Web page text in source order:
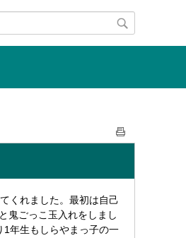
くれました。最初は自己
鬼ごっこ玉入れをしまし
1年生もしらやまっ子の一